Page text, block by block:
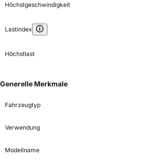
Höchstgeschwindigkeit
Lastindex
Höchstlast
Generelle Merkmale
Fahrzeugtyp
Verwendung
Modellname